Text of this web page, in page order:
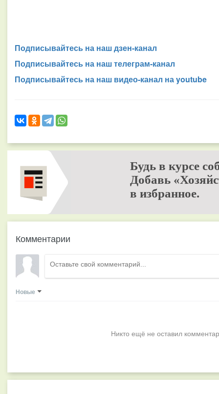
Подписывайтесь на наш дзен-канал
Подписывайтесь на наш телеграм-канал
Подписывайтесь на наш видео-канал на youtube
Будь в курсе
Добавь
в избранное.
Комментарии
Новые
Никто ещё не оставил